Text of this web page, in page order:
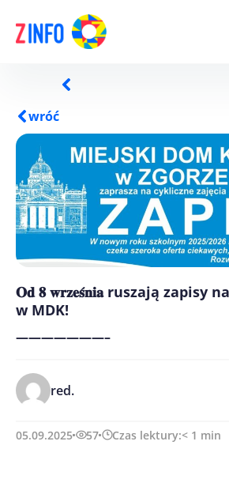
wróć
𝐎𝐝 𝟖 𝐰𝐫𝐳𝐞𝐬́𝐧𝐢𝐚 ruszają zapisy
w MDK!
———————–
red.
05.09.2025 57 Czas lektury:< 1 min